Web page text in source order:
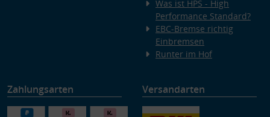
Was ist HPS - High
Performance Standard?
EBC-Bremse richtig
Einbremsen
Runter im Hof
Zahlungsarten Versandarten